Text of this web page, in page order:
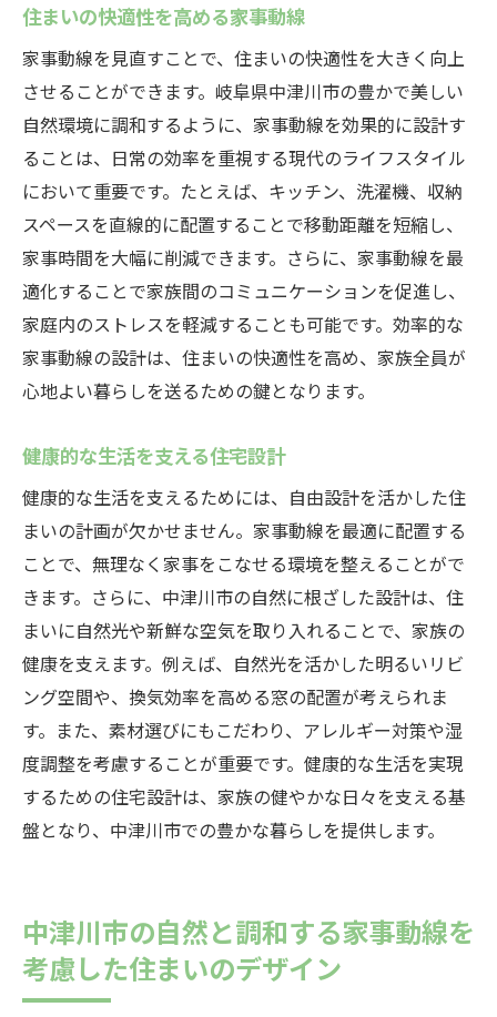
住まいの快適性を高める家事動線
家事動線を見直すことで、住まいの快適性を大きく向上
させることができます。岐阜県中津川市の豊かで美しい
自然環境に調和するように、家事動線を効果的に設計す
ることは、日常の効率を重視する現代のライフスタイル
において重要です。たとえば、キッチン、洗濯機、収納
スペースを直線的に配置することで移動距離を短縮し、
家事時間を大幅に削減できます。さらに、家事動線を最
適化することで家族間のコミュニケーションを促進し、
家庭内のストレスを軽減することも可能です。効率的な
家事動線の設計は、住まいの快適性を高め、家族全員が
心地よい暮らしを送るための鍵となります。
健康的な生活を支える住宅設計
健康的な生活を支えるためには、自由設計を活かした住
まいの計画が欠かせません。家事動線を最適に配置する
ことで、無理なく家事をこなせる環境を整えることがで
きます。さらに、中津川市の自然に根ざした設計は、住
まいに自然光や新鮮な空気を取り入れることで、家族の
健康を支えます。例えば、自然光を活かした明るいリビ
ング空間や、換気効率を高める窓の配置が考えられま
す。また、素材選びにもこだわり、アレルギー対策や湿
度調整を考慮することが重要です。健康的な生活を実現
するための住宅設計は、家族の健やかな日々を支える基
盤となり、中津川市での豊かな暮らしを提供します。
中津川市の自然と調和する家事動線を
考慮した住まいのデザイン